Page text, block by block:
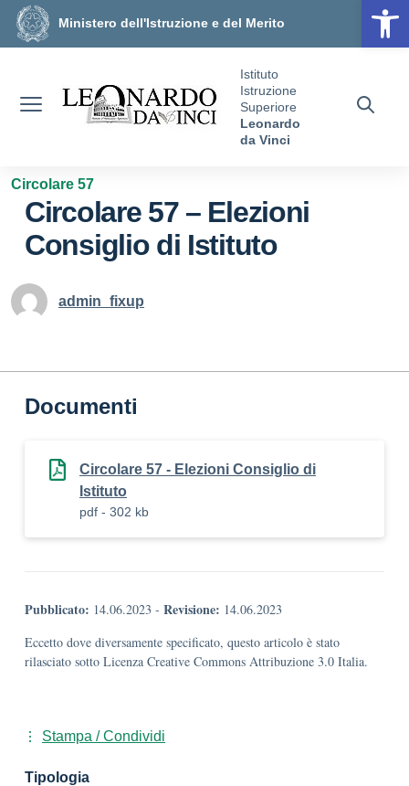
Vai ai contenuti
Vai al menu di navigazione
Vai al footer
Ministero dell'Istruzione e del Merito
Istituto
Istruzione
Superiore
Leonardo
da Vinci
Circolare 57
Circolare 57 – Elezioni
Consiglio di Istituto
admin_fixup
Documenti
Circolare 57 - Elezioni Consiglio di
Istituto
pdf - 302 kb
Pubblicato: 14.06.2023 - Revisione: 14.06.2023
Eccetto dove diversamente specificato, questo articolo è stato
rilasciato sotto Licenza Creative Commons Attribuzione 3.0 Italia.
Stampa / Condividi
Tipologia